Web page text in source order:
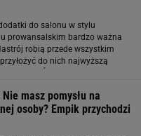
do salonu w stylu
prowansalskim bardzo ważna
robią przede wszystkim
do nich najwyższą
masz pomysłu na
osoby? Empik przychodzi